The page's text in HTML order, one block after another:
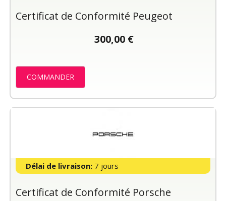
Certificat de Conformité Peugeot
300,00 €
COMMANDER
Délai de livraison: 7 jours
Certificat de Conformité Porsche